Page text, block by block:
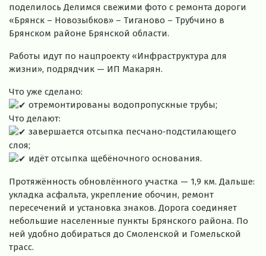
поделилось Делимся свежими фото с ремонта дороги
«Брянск – Новозыбков» – Тиганово – Трубчино в
Брянском районе Брянской области.
Работы идут по нацпроекту «Инфраструктура для
жизни», подрядчик — ИП Макарян.
Что уже сделано:
отремонтированы водопропускные трубы;
Что делают:
завершается отсыпка песчано‑подстилающего
слоя;
идёт отсыпка щебёночного основания.
Протяжённость обновлённого участка — 1,9 км. Дальше:
укладка асфальта, укрепление обочин, ремонт
пересечений и установка знаков. Дорога соединяет
небольшие населенные пункты Брянского района. По
ней удобно добираться до Смоленской и Гомельской
трасс.